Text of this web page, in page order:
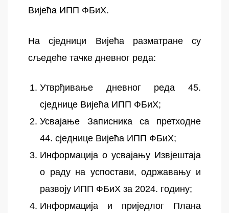
Вијећа ИПП ФБиХ.
На сједници Вијећа разматране су
сљедеће тачке дневног реда:
Утврђивање дневног реда 45.
сједнице Вијећа ИПП ФБиХ;
Усвајање Записника са претходне
44. сједнице Вијећа ИПП ФБиХ;
Информација о усвајању Извјештаја
о раду на успостави, одржавању и
развоју ИПП ФБиХ за 2024. годину;
Информација и приједлог Плана